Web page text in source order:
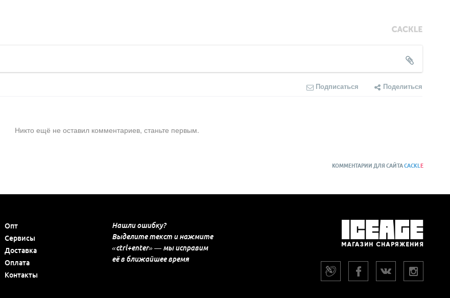
Подписаться Поделиться
Никто ещё не оставил комментариев, станьте первым.
КОММЕНТАРИИ ДЛЯ САЙТАCACKL E
Опт
Сервисы
Доставка
Оплата
Контакты
Нашли ошибку?
Выделите текст и нажмите
«ctrl+enter» — мы исправим
её в ближайшее время